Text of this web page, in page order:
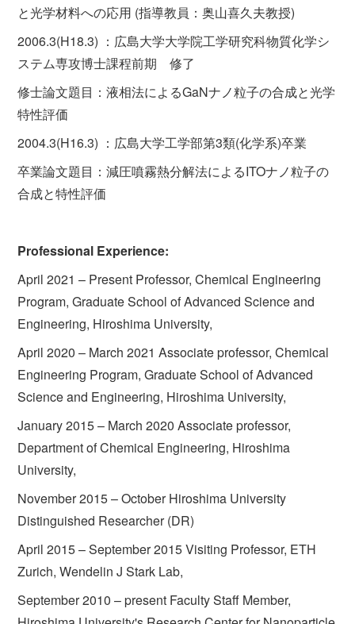
と光学材料への応用 (指導教員：奥山喜久夫教授)
2006.3(H18.3) ：広島大学大学院工学研究科物質化学シ
ステム専攻博士課程前期 修了
修士論文題目：液相法によるGaNナノ粒子の合成と光学
特性評価
2004.3(H16.3) ：広島大学工学部第3類(化学系)卒業
卒業論文題目：減圧噴霧熱分解法によるITOナノ粒子の
合成と特性評価
Professional Experience:
April 2021 – Present Professor, Chemical Engineering
Program, Graduate School of Advanced Science and
Engineering, Hiroshima University,
April 2020 – March 2021 Associate professor, Chemical
Engineering Program, Graduate School of Advanced
Science and Engineering, Hiroshima University,
January 2015 – March 2020 Associate professor,
Department of Chemical Engineering, Hiroshima
University,
November 2015 – October Hiroshima University
Distinguished Researcher (DR)
April 2015 – September 2015 Visiting Professor, ETH
Zurich, Wendelin J Stark Lab,
September 2010 – present Faculty Staff Member,